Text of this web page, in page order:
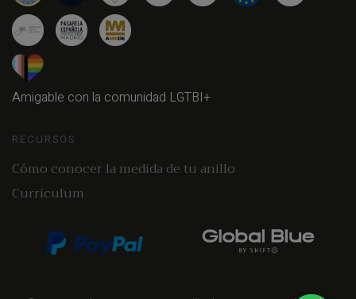
Amigable con la comunidad LGTBI+
RECURSOS
Cómo conocer la medida de tu anillo
Currículum